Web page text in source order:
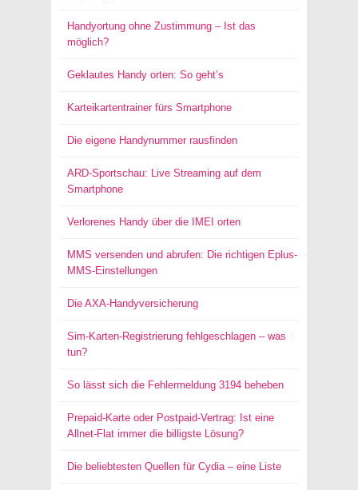
Handyortung ohne Zustimmung – Ist das
möglich?
Geklautes Handy orten: So geht’s
Karteikartentrainer fürs Smartphone
Die eigene Handynummer rausfinden
ARD-Sportschau: Live Streaming auf dem
Smartphone
Verlorenes Handy über die IMEI orten
MMS versenden und abrufen: Die richtigen Eplus-
MMS-Einstellungen
Die AXA-Handyversicherung
Sim-Karten-Registrierung fehlgeschlagen – was
tun?
So lässt sich die Fehlermeldung 3194 beheben
Prepaid-Karte oder Postpaid-Vertrag: Ist eine
Allnet-Flat immer die billigste Lösung?
Die beliebtesten Quellen für Cydia – eine Liste